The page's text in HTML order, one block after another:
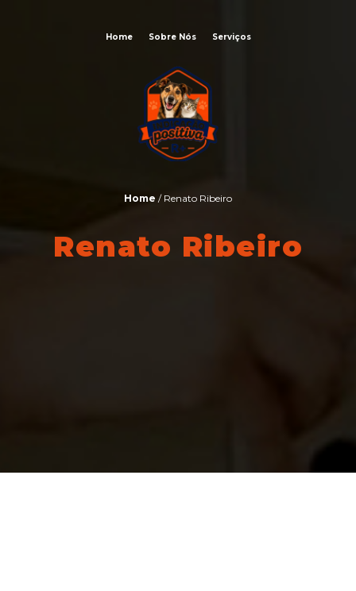
Home Sobre Nós Serviços
Home / Renato Ribeiro
Renato Ribeiro